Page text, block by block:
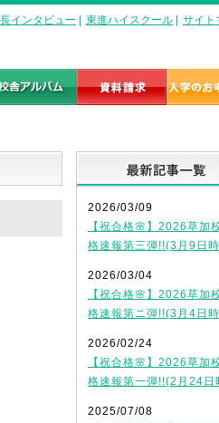
インタビュー 東進ハイスクール サイト
2026/03/09
【祝合格🌸】2026草加
格速報第三弾!!(3月9日
2026/03/04
【祝合格🌸】2026草加
格速報第ニ弾!!(3月4日
2026/02/24
【祝合格🌸】2026草加
格速報第一弾!!(2月24日
2025/07/08